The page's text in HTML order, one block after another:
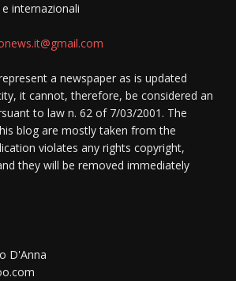
internazionali
a newspaper as is updated
it cannot, therefore, be considered an
to law n. 62 of 7/03/2001. The
blog are mostly taken from the
violates any rights copyright,
they will be removed immediately
D'Anna